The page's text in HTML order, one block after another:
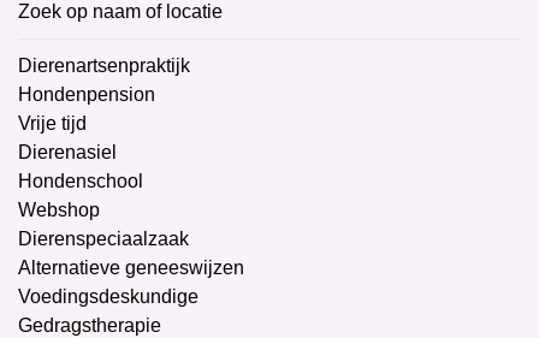
Zoek op naam of locatie
Dierenartsenpraktijk
Hondenpension
Vrije tijd
Dierenasiel
Hondenschool
Webshop
Dierenspeciaalzaak
Alternatieve geneeswijzen
Voedingsdeskundige
Gedragstherapie